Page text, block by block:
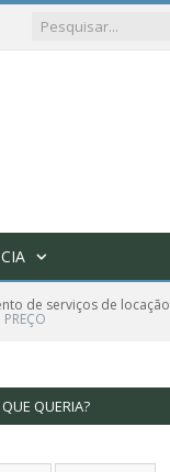
de serviços de locação
QUERIA?